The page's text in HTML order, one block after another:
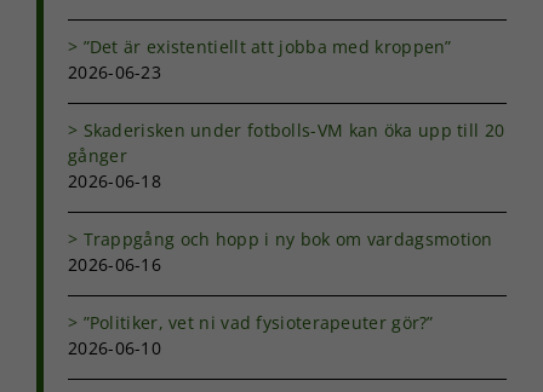
”Det är existentiellt att jobba med kroppen”
2026-06-23
Skaderisken under fotbolls-VM kan öka upp till 20
gånger
2026-06-18
Trappgång och hopp i ny bok om vardagsmotion
2026-06-16
”Politiker, vet ni vad fysioterapeuter gör?”
2026-06-10
och
baserat på
hur
Upplevelse
hemsida ska
prestera så